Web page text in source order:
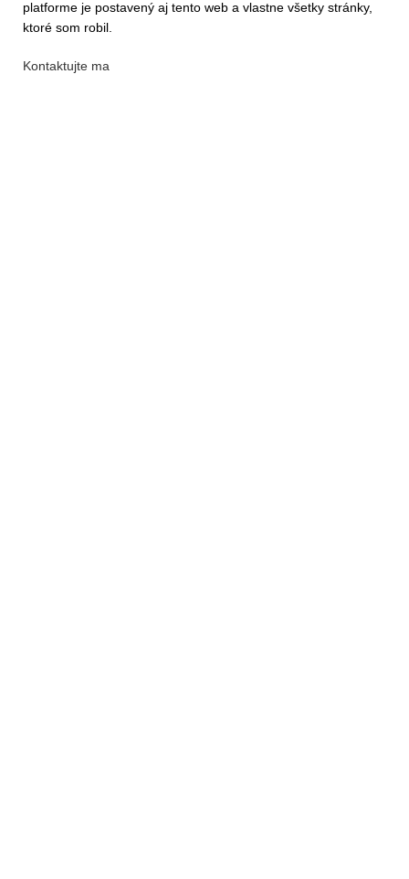
platforme je postavený aj tento web a vlastne všetky stránky,
ktoré som robil.
Kontaktujte ma